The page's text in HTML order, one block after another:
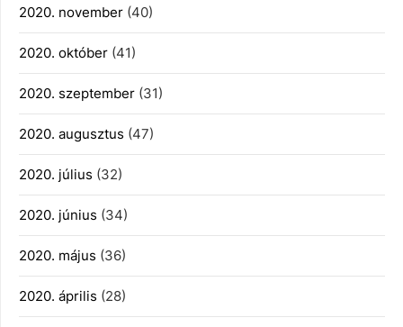
2020. november (40)
2020. október (41)
2020. szeptember (31)
2020. augusztus (47)
2020. július (32)
2020. június (34)
2020. május (36)
2020. április (28)